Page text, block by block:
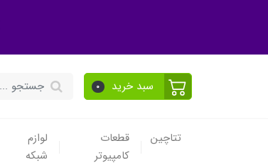
سبد خرید 0
تتاچین
قطعات
کامپیوتر
لوازم
شبکه